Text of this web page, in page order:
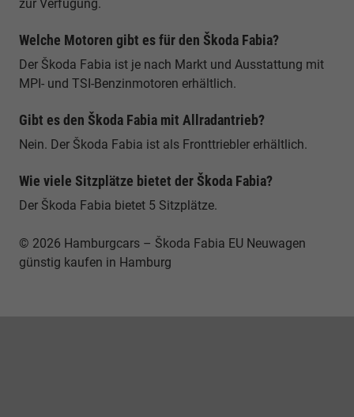
zur Verfügung.
Welche Motoren gibt es für den Škoda Fabia?
Der Škoda Fabia ist je nach Markt und Ausstattung mit
MPI- und TSI-Benzinmotoren erhältlich.
Gibt es den Škoda Fabia mit Allradantrieb?
Nein. Der Škoda Fabia ist als Fronttriebler erhältlich.
Wie viele Sitzplätze bietet der Škoda Fabia?
Der Škoda Fabia bietet 5 Sitzplätze.
© 2026 Hamburgcars – Škoda Fabia EU Neuwagen
günstig kaufen in Hamburg